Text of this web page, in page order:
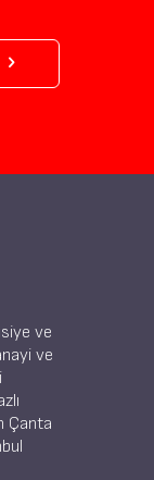
ve
ve
Çanta